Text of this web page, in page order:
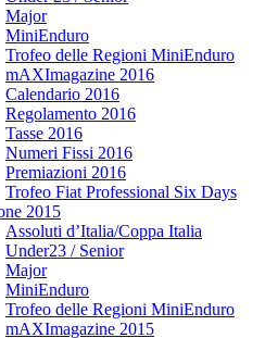
Major
MiniEnduro
Trofeo delle Regioni MiniEnduro
mAXImagazine 2016
Calendario 2016
Regolamento 2016
Tasse 2016
Numeri Fissi 2016
Premiazioni 2016
Trofeo Fiat Professional Six Days
2015
Assoluti d’Italia/Coppa Italia
Under23 / Senior
Major
MiniEnduro
Trofeo delle Regioni MiniEnduro
mAXImagazine 2015